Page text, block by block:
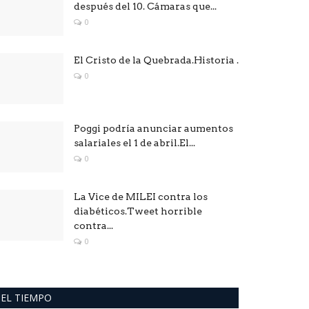
después del 10. Cámaras que...
0
El Cristo de la Quebrada.Historia .
0
Poggi podría anunciar aumentos
salariales el 1 de abril.El...
0
La Vice de MILEI contra los
diabéticos.Tweet horrible
contra...
0
EL TIEMPO